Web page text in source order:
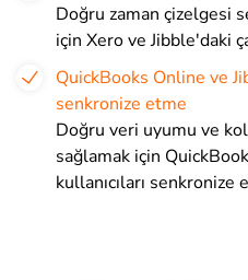
Doğru zaman çizelgesi
için Xero ve Jibble'daki
QuickBooks Online ve
senkronize etme
Doğru veri uyumu ve
sağlamak için
kullanıcıları senkronize